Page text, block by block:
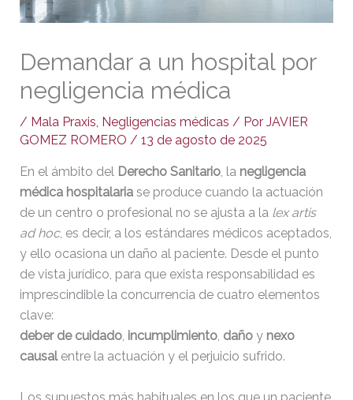
Demandar a un hospital por
negligencia médica
/ Mala Praxis, Negligencias médicas / Por JAVIER
GOMEZ ROMERO / 13 de agosto de 2025
En el ámbito del Derecho Sanitario, la negligencia
médica hospitalariase produce cuando la actuación
de un centro o profesional no se ajusta a la lex artis
ad hoc, es decir, a los estándares médicos aceptados,
y ello ocasiona un daño al paciente. Desde el punto
de vista jurídico, para que exista responsabilidad es
imprescindible la concurrencia de cuatro elementos
clave:
deber de cuidado, incumplimiento, dañoy nexo
causalentre la actuación y el perjuicio sufrido.